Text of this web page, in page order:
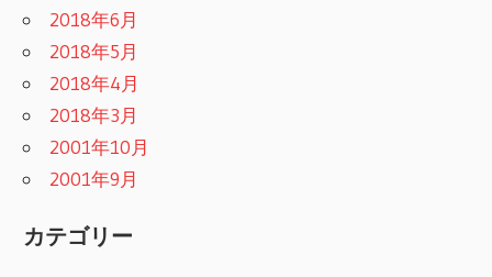
2018年6月
2018年5月
2018年4月
2018年3月
2001年10月
2001年9月
カテゴリー